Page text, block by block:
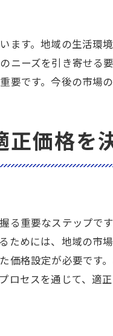
地元特有の情報を活用
仲介業者への信頼性と
売却の成功率を上げ
データドリブンな価格
物件の強みを分析する
の不動産売却で知っ
交通アクセスが売却に
主要駅やバス停からの
す。地域の生活環
ニーズを引き寄せ
です。今後の市場
価格を
る重要なステップ
ためには、地域の
価格設定が必要で
セスを通じて、適